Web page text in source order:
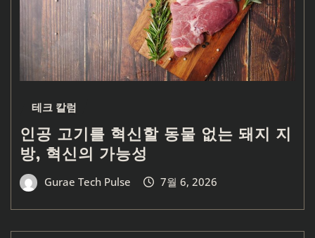
테크 칼럼
인공 고기를 혁신할 동물 없는 돼지 지
방, 혁신의 가능성
Gurae Tech Pulse 7월 6, 2026